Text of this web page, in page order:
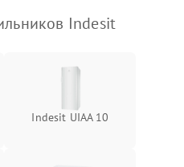
Indesit
Indesit UIAA 10